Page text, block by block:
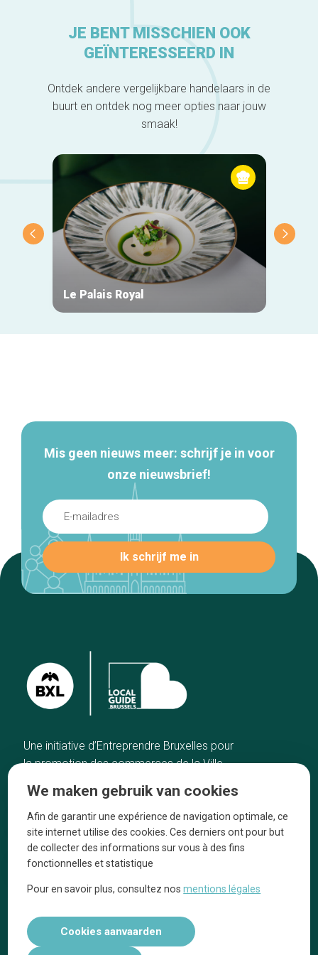
JE BENT MISSCHIEN OOK
GEÏNTERESSEERD IN
Ontdek andere vergelijkbare handelaars in de
buurt en ontdek nog meer opties naar jouw
smaak!
Le Palais Royal
Mis geen nieuws meer: schrijf je in voor
onze nieuwsbrief!
Une initiative d’Entreprendre Bruxelles pour
la promotion des commerces de la Ville
Home
De beste adressen
Blog
Winkelwijken
Tops 10
De ambachtslieden
Over ons
Ze praten over ons!
kennisgevingen
We maken gebruik van cookies
Afin de garantir une expérience de navigation optimale, ce
site internet utilise des cookies. Ces derniers ont pour but
de collecter des informations sur vous à des fins
fonctionnelles et statistique
Pour en savoir plus, consultez nosmentions légales
Cookies aanvaarden